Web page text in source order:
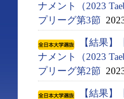
ナメント（2023
プリーグ第3節
【結果
ナメント（2023
プリーグ第2節
【結果